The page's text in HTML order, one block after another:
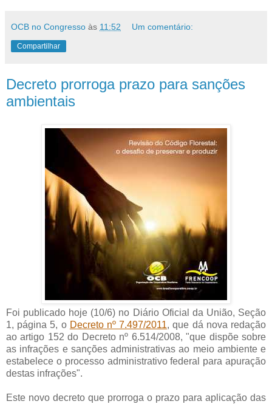
OCB no Congresso às 11:52 Um comentário:
Compartilhar
Decreto prorroga prazo para sanções
ambientais
Foi publicado hoje (10/6) no Diário Oficial da União, Seção
1, página 5, o Decreto nº 7.497/2011, que dá nova redação
ao artigo 152 do Decreto nº 6.514/2008, "que dispõe sobre
as infrações e sanções administrativas ao meio ambiente e
estabelece o processo administrativo federal para apuração
destas infrações".
Este novo decreto que prorroga o prazo para aplicação das